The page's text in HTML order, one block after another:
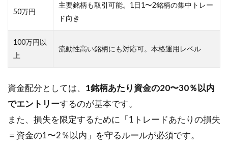
料・
スピ
ド）
比較
4.2
チャ
ート
50万円
主要銘柄も取引可能。1日1〜2銘柄の集中トレー
ド向き
100万円以
上
流動性高い銘柄にも対応可。本格運用レベル
資金配分としては、 1銘柄あたり資金の20〜30％以内
でエントリーするのが基本です。
また、損失を限定するために「1トレードあたりの損失
＝資金の1〜2％以内」を守るルールが必須です。